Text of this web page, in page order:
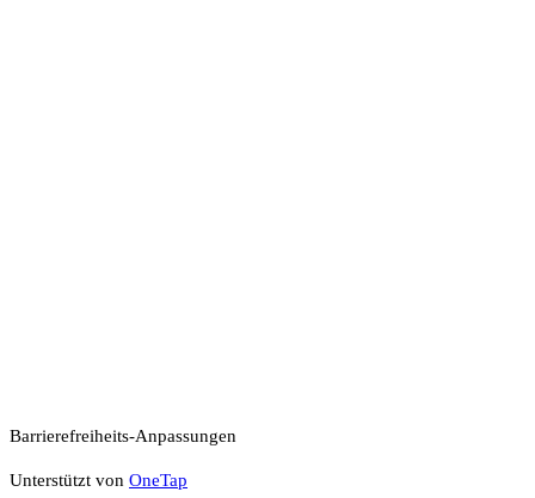
Barrierefreiheits-Anpassungen
Unterstützt von OneTap